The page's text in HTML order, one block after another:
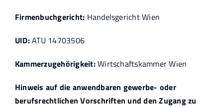
Infothek
Academy
Firmenbuchgericht: Handelsgericht Wien
UID:ATU 14703506
Kammerzugehörigkeit:Wirtschaftskammer Wien
Hinweis auf die anwendbaren gewerbe- oder
berufsrechtlichen Vorschriften und den Zugang zu